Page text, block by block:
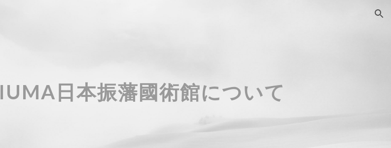
IUMA日本振藩國術館について